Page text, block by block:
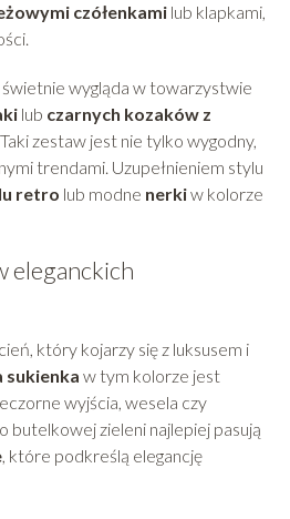
czółenkamilub klapkami,
wygląda w towarzystwie
lub czarnych kozaków z
zestaw jest nie tylko wygodny,
trendami. Uzupełnieniem stylu
retro lub modne nerkiw kolorze
eleganckich
który kojarzy się z luksusem i
sukienka w tym kolorze jest
wyjścia, wesela czy
butelkowej zieleni najlepiej pasują
, które podkreślą elegancję